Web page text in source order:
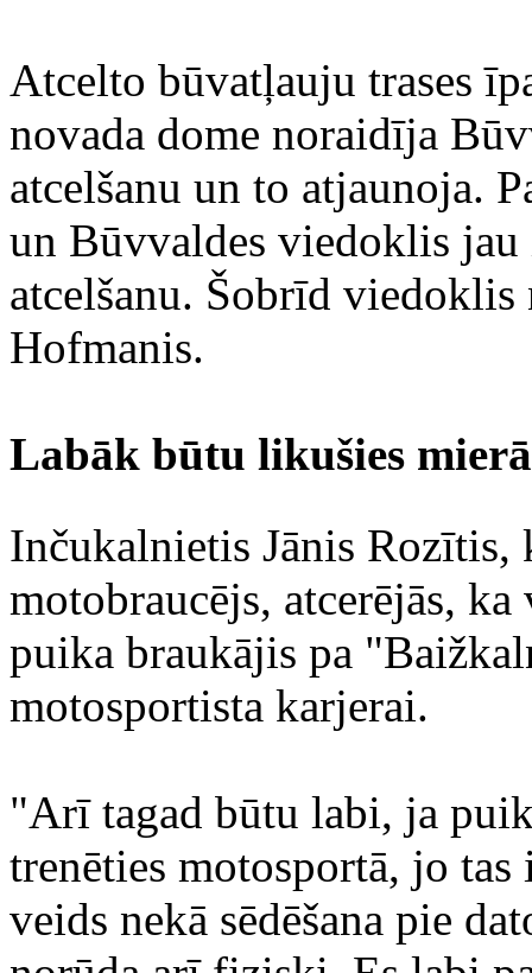
Atcelto būvatļauju trases
novada dome noraidīja
atcelšanu un to atjaunoja.
un Būvvaldes viedoklis
atcelšanu. Šobrīd
Hofmanis.
Labāk būtu likušies mierā
Inčukalnietis Jānis Rozītis,
motobraucējs, atcerējās,
puika braukājis pa
motosportista karjerai.
"Arī tagad būtu labi, ja
trenēties motosportā, jo
veids nekā sēdēšana pie